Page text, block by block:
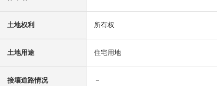
土地权利 所有权
土地用途 住宅用地
接壤道路情况 －